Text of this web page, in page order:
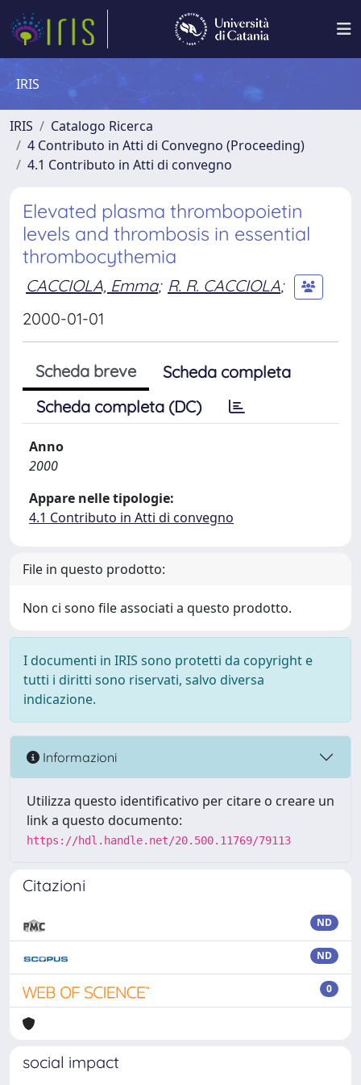
IRIS
IRIS
Catalogo Ricerca
4 Contributo in Atti di Convegno (Proceeding)
4.1 Contributo in Atti di convegno
Elevated plasma thrombopoietin
levels and thrombosis in essential
thrombocythemia
CACCIOLA, Emma; R. R. CACCIOLA;
2000-01-01
Scheda breve
Scheda completa
Scheda completa (DC)
Anno
2000
Appare nelle tipologie:
4.1 Contributo in Atti di convegno
File in questo prodotto:
Non ci sono file associati a questo prodotto.
I documenti in IRIS sono protetti da copyright e
tutti i diritti sono riservati, salvo diversa
indicazione.
Informazioni
Utilizza questo identificativo per citare o creare un
link a questo documento:
https://hdl.handle.net/20.500.11769/79113
Citazioni
ND
ND
0
social impact